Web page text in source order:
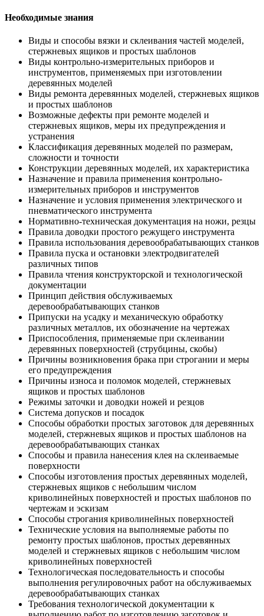
Необходимые знания
Виды и способы вязки и склеивания частей моделей,
стержневых ящиков и простых шаблонов
Виды контрольно-измерительных приборов и
инструментов, применяемых при изготовлении
деревянных моделей
Виды ремонта деревянных моделей, стержневых ящиков
и простых шаблонов
Возможные дефекты при ремонте моделей и
стержневых ящиков, меры их предупреждения и
устранения
Классификация деревянных моделей по размерам,
сложности и точности
Конструкции деревянных моделей, их характеристика
Назначение и правила применения контрольно-
измерительных приборов и инструментов
Назначение и условия применения электрического и
пневматического инструмента
Нормативно-техническая документация на ножи, резцы
Правила доводки простого режущего инструмента
Правила использования деревообрабатывающих станков
Правила пуска и остановки электродвигателей
различных типов
Правила чтения конструкторской и технологической
документации
Принцип действия обслуживаемых
деревообрабатывающих станков
Припуски на усадку и механическую обработку
различных металлов, их обозначение на чертежах
Приспособления, применяемые при склеивании
деревянных поверхностей (струбцины, скобы)
Причины возникновения брака при строгании и меры
его предупреждения
Причины износа и поломок моделей, стержневых
ящиков и простых шаблонов
Режимы заточки и доводки ножей и резцов
Система допусков и посадок
Способы обработки простых заготовок для деревянных
моделей, стержневых ящиков и простых шаблонов на
деревообрабатывающих станках
Способы и правила нанесения клея на склеиваемые
поверхности
Способы изготовления простых деревянных моделей,
стержневых ящиков с небольшим числом
криволинейных поверхностей и простых шаблонов по
чертежам и эскизам
Способы строгания криволинейных поверхностей
Технические условия на выполняемые работы по
ремонту простых шаблонов, простых деревянных
моделей и стержневых ящиков с небольшим числом
криволинейных поверхностей
Технологическая последовательность и способы
выполнения регулировочных работ на обслуживаемых
деревообрабатывающих станках
Требования технологической документации к